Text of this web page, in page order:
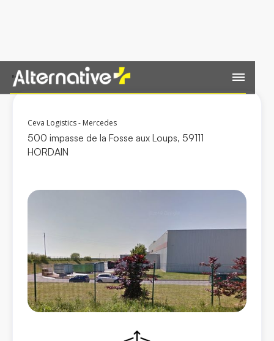
Retour
Ceva Logistics - Mercedes
500 impasse de la Fosse aux Loups, 59111
HORDAIN